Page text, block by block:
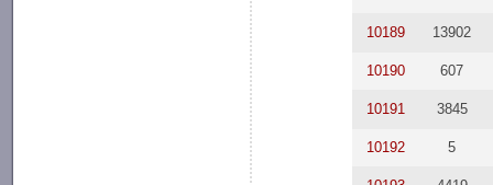
10189 13902
10190 607
10191 3845
10192 5